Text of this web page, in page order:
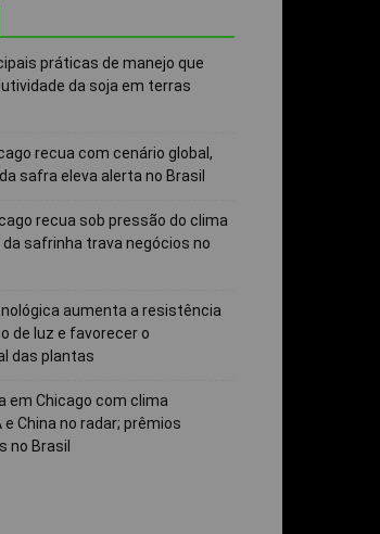
práticas de manejo que
da soja em terras
recua com cenário global,
safra eleva alerta no Brasil
recua sob pressão do clima
da safrinha trava negócios no
aumenta a resistência
de luz e favorecer o
das plantas
em Chicago com clima
e China no radar; prêmios
no Brasil